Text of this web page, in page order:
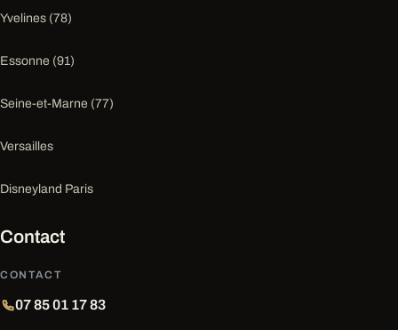
Yvelines (78)
Essonne (91)
Seine-et-Marne (77)
Versailles
Disneyland Paris
Contact
CONTACT
07 85 01 17 83